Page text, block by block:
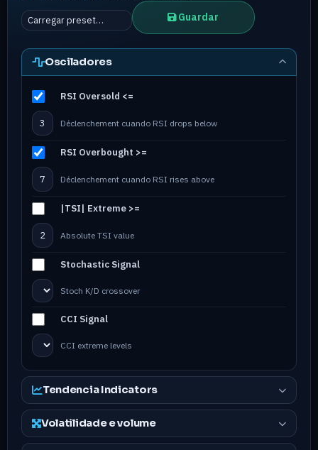
Guardar
Osciladores
RSI Oversold <=
Déclenchement cuando RSI drops below
RSI Overbought >=
Déclenchement cuando RSI rises above
|TSI| Extreme >=
Absolute TSI value
Stochastic Signal
Stoch K/D crossover
CCI Signal
CCI extreme levels
Tendencia Indicators
Volatilidade e volume